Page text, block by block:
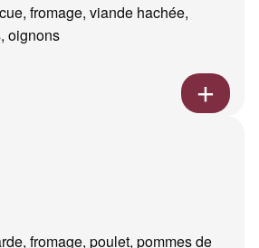
fromage, viande hachée,
oignons
fromage, poulet, pommes de